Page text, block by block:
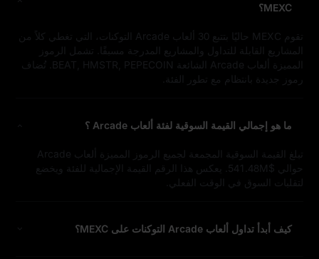
MEXC؟
تقوم MEXC حاليًا بتتبع 30 ألعاب Arcade التوكنات، التي تغطي كلاً من
المشاريع القابلة للتداول والمشاريع المدرجة مسبقًا. تشمل الرموز
المميزة ألعاب Arcade الشائعة BEAT, HMSTR, PEPECOIN. تُضاف
رموز جديدة بانتظام مع تطور الفئة.
ما هو إجمالي القيمة السوقية لفئة ألعاب Arcade ؟
تبلغ القيمة السوقية المجمعة لجميع الرموز المميزة ألعاب Arcade
حوالي $541.48M. يعكس هذا الرقم القيمة الإجمالية للفئة ويخضع
لتقلبات السوق في الوقت الفعلي.
كيف أبدأ تداول ألعاب Arcade التوكنات على MEXC؟